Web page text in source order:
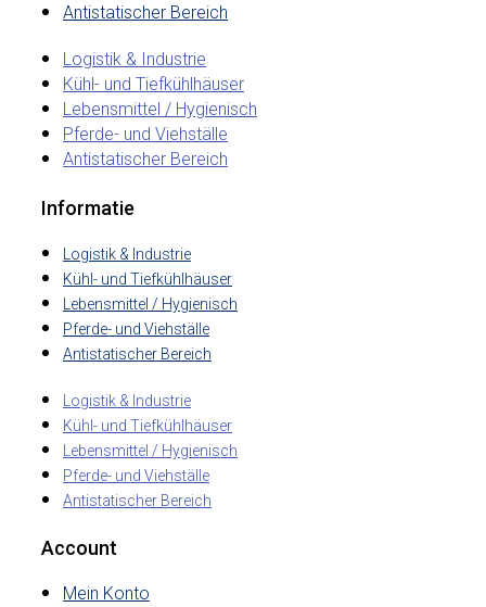
Antistatischer Bereich
Logistik & Industrie
Kühl- und Tiefkühlhäuser
Lebensmittel / Hygienisch
Pferde- und Viehställe
Antistatischer Bereich
Informatie
Logistik & Industrie
Kühl- und Tiefkühlhäuser
Lebensmittel / Hygienisch
Pferde- und Viehställe
Antistatischer Bereich
Logistik & Industrie
Kühl- und Tiefkühlhäuser
Lebensmittel / Hygienisch
Pferde- und Viehställe
Antistatischer Bereich
Account
Mein Konto